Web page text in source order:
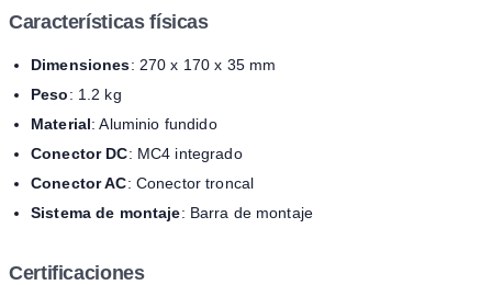
Características físicas
Dimensiones: 270 x 170 x 35 mm
Peso: 1.2 kg
Material: Aluminio fundido
Conector DC: MC4 integrado
Conector AC: Conector troncal
Sistema de montaje: Barra de montaje
Certificaciones